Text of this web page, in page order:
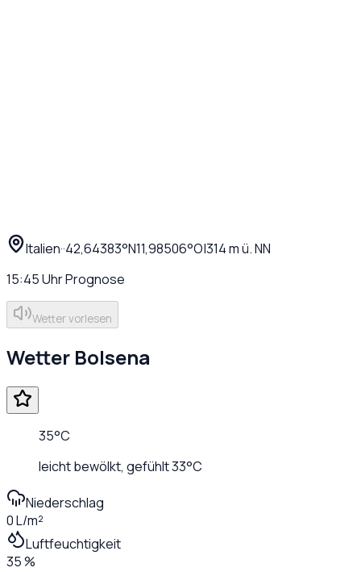
Italien··42,64383°N11,98506°O|314m ü. NN
15:45UhrPrognose
Wetter vorlesen
Wetter Bolsena
35°C
leicht bewölkt, gefühlt33°C
Niederschlag
0 L/m²
Luftfeuchtigkeit
35 %